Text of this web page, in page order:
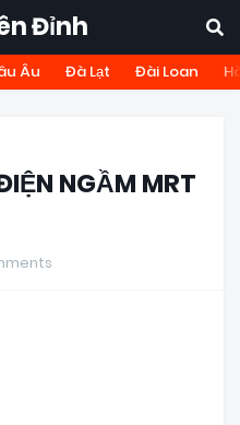
Đỉnh
Âu Đà Lạt Đài Loan
NGẦM MRT